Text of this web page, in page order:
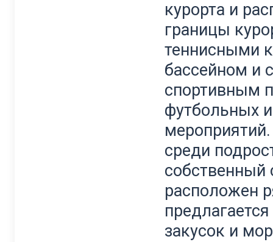
курорта и
границы
теннисными
бассейном
спортивным
футбольных
среди
собственный
расположен
закусок и